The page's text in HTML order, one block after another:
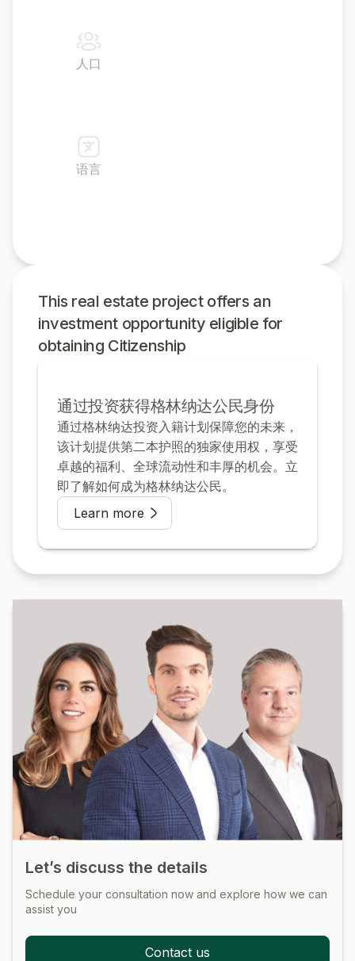
人口
语言
This real estate project offers an
investment opportunity eligible for
obtaining Citizenship
通过投资获得格林纳达公民身份
通过格林纳达投资入籍计划保障您的未来，
该计划提供第二本护照的独家使用权，享受
卓越的福利、全球流动性和丰厚的机会。立
即了解如何成为格林纳达公民。
Learn more
Let’s discuss the details
Schedule your consultation now and explore how we can
assist you
Contact us